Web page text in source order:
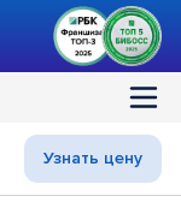
Узнать цену